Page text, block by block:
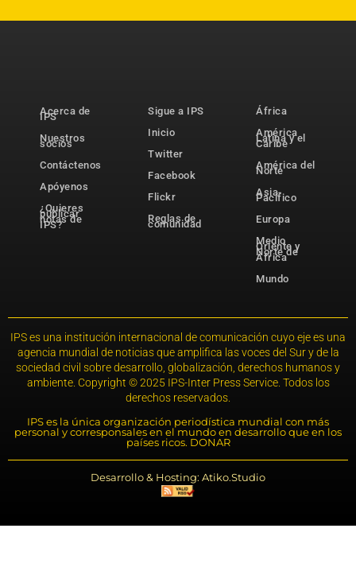
Acerca de
IPS
Nuestros
socios
Contáctenos
Apóyenos
¿Quieres
publicar
notas de
IPS?
Sigue a IPS
Inicio
Twitter
Facebook
Flickr
Reglas de
comunidad
África
América
Latina y el
Caribe
América del
Norte
Asia-
Pacífico
Europa
Medio
Oriente y
Norte de
África
Mundo
IPS es una institución internacional de comunicación cuyo eje es una
agencia mundial de noticias que amplifica las voces del Sur y de la
sociedad civil sobre desarrollo, globalización, derechos humanos y
ambiente. Copyright © 2025 IPS-Inter Press Service. Todos los
derechos reservados.
IPS es la única organización periodística mundial con más
personal y corresponsales en el mundo en desarrollo que en los
países ricos. DONAR
Desarrollo & Hosting: Atiko.Studio